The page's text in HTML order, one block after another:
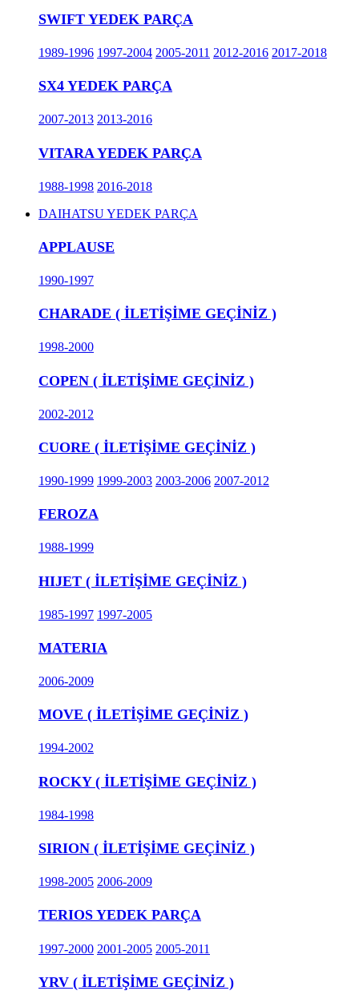
SWIFT YEDEK PARÇA
1989-1996 1997-2004 2005-2011 2012-2016 2017-2018
SX4 YEDEK PARÇA
2007-2013 2013-2016
VITARA YEDEK PARÇA
1988-1998 2016-2018
DAIHATSU YEDEK PARÇA
APPLAUSE
1990-1997
CHARADE ( İLETİŞİME GEÇİNİZ )
1998-2000
COPEN ( İLETİŞİME GEÇİNİZ )
2002-2012
CUORE ( İLETİŞİME GEÇİNİZ )
1990-1999 1999-2003 2003-2006 2007-2012
FEROZA
1988-1999
HIJET ( İLETİŞİME GEÇİNİZ )
1985-1997 1997-2005
MATERIA
2006-2009
MOVE ( İLETİŞİME GEÇİNİZ )
1994-2002
ROCKY ( İLETİŞİME GEÇİNİZ )
1984-1998
SIRION ( İLETİŞİME GEÇİNİZ )
1998-2005 2006-2009
TERIOS YEDEK PARÇA
1997-2000 2001-2005 2005-2011
YRV ( İLETİŞİME GEÇİNİZ )